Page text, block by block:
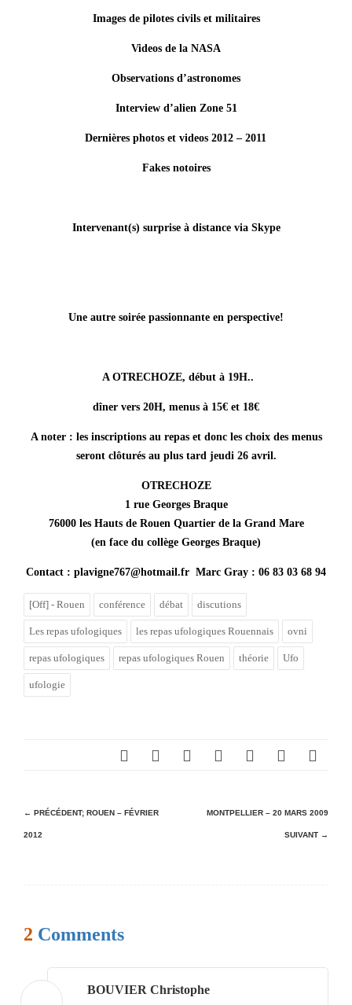
Images de pilotes civils et militaires
Videos de la NASA
Observations d’astronomes
Interview d’alien Zone 51
Dernières photos et videos 2012 – 2011
Fakes notoires
Intervenant(s) surprise à distance via Skype
Une autre soirée passionnante en perspective!
A OTRECHOZE, début à 19H..
dîner vers 20H, menus à 15€ et 18€
A noter : les inscriptions au repas et donc les choix des menus
seront clôturés au plus tard jeudi 26 avril.
OTRECHOZE
1 rue Georges Braque
76000 les Hauts de Rouen Quartier de la Grand Mare
(en face du collège Georges Braque)
Contact : plavigne767@hotmail.fr Marc Gray : 06 83 03 68 94
[Off] - Rouen conférence débat discutions
Les repas ufologiques les repas ufologiques Rouennais ovni
repas ufologiques repas ufologiques Rouen théorie Ufo
ufologie
N
a
a
i
← PRÉCÉDENT; ROUEN – FÉVRIER
2012
MONTPELLIER – 20 MARS 2009
SUIVANT →
2 Comments
BOUVIER Christophe